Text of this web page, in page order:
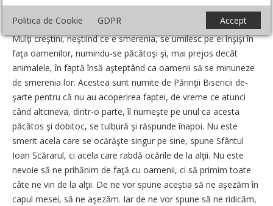
Politica de Cookie GDPR Accept
Data: 06 Aprilie 2015
Mulţi creştini, neştiind ce e smerenia, se umilesc pe ei înşişi în
faţa oamenilor, numindu-se păcătoşi şi, mai prejos decât
animalele, în faptă însă aştep­tând ca oamenii să se minuneze
de smerenia lor. Acestea sunt numite de Părinţii Bisericii de­
şarte pentru că nu au acoperirea faptei, de vreme ce atunci
când altcineva, dintr-o parte, îl numeşte pe unul ca acesta
păcătos şi dobitoc, se tulbură şi răspunde înapoi. Nu este
smerit acela care se ocărăşte singur pe sine, spune Sfântul
Ioan Scărarul, ci acela care rabdă ocările de la alţii. Nu este
nevoie să ne prihănim de faţă cu oamenii, ci să primim toate
câte ne vin de la alţii. De ne vor spune aceştia să ne aşezăm în
capul mesei, să ne aşezăm. Iar de ne vor spune să ne ridicăm,